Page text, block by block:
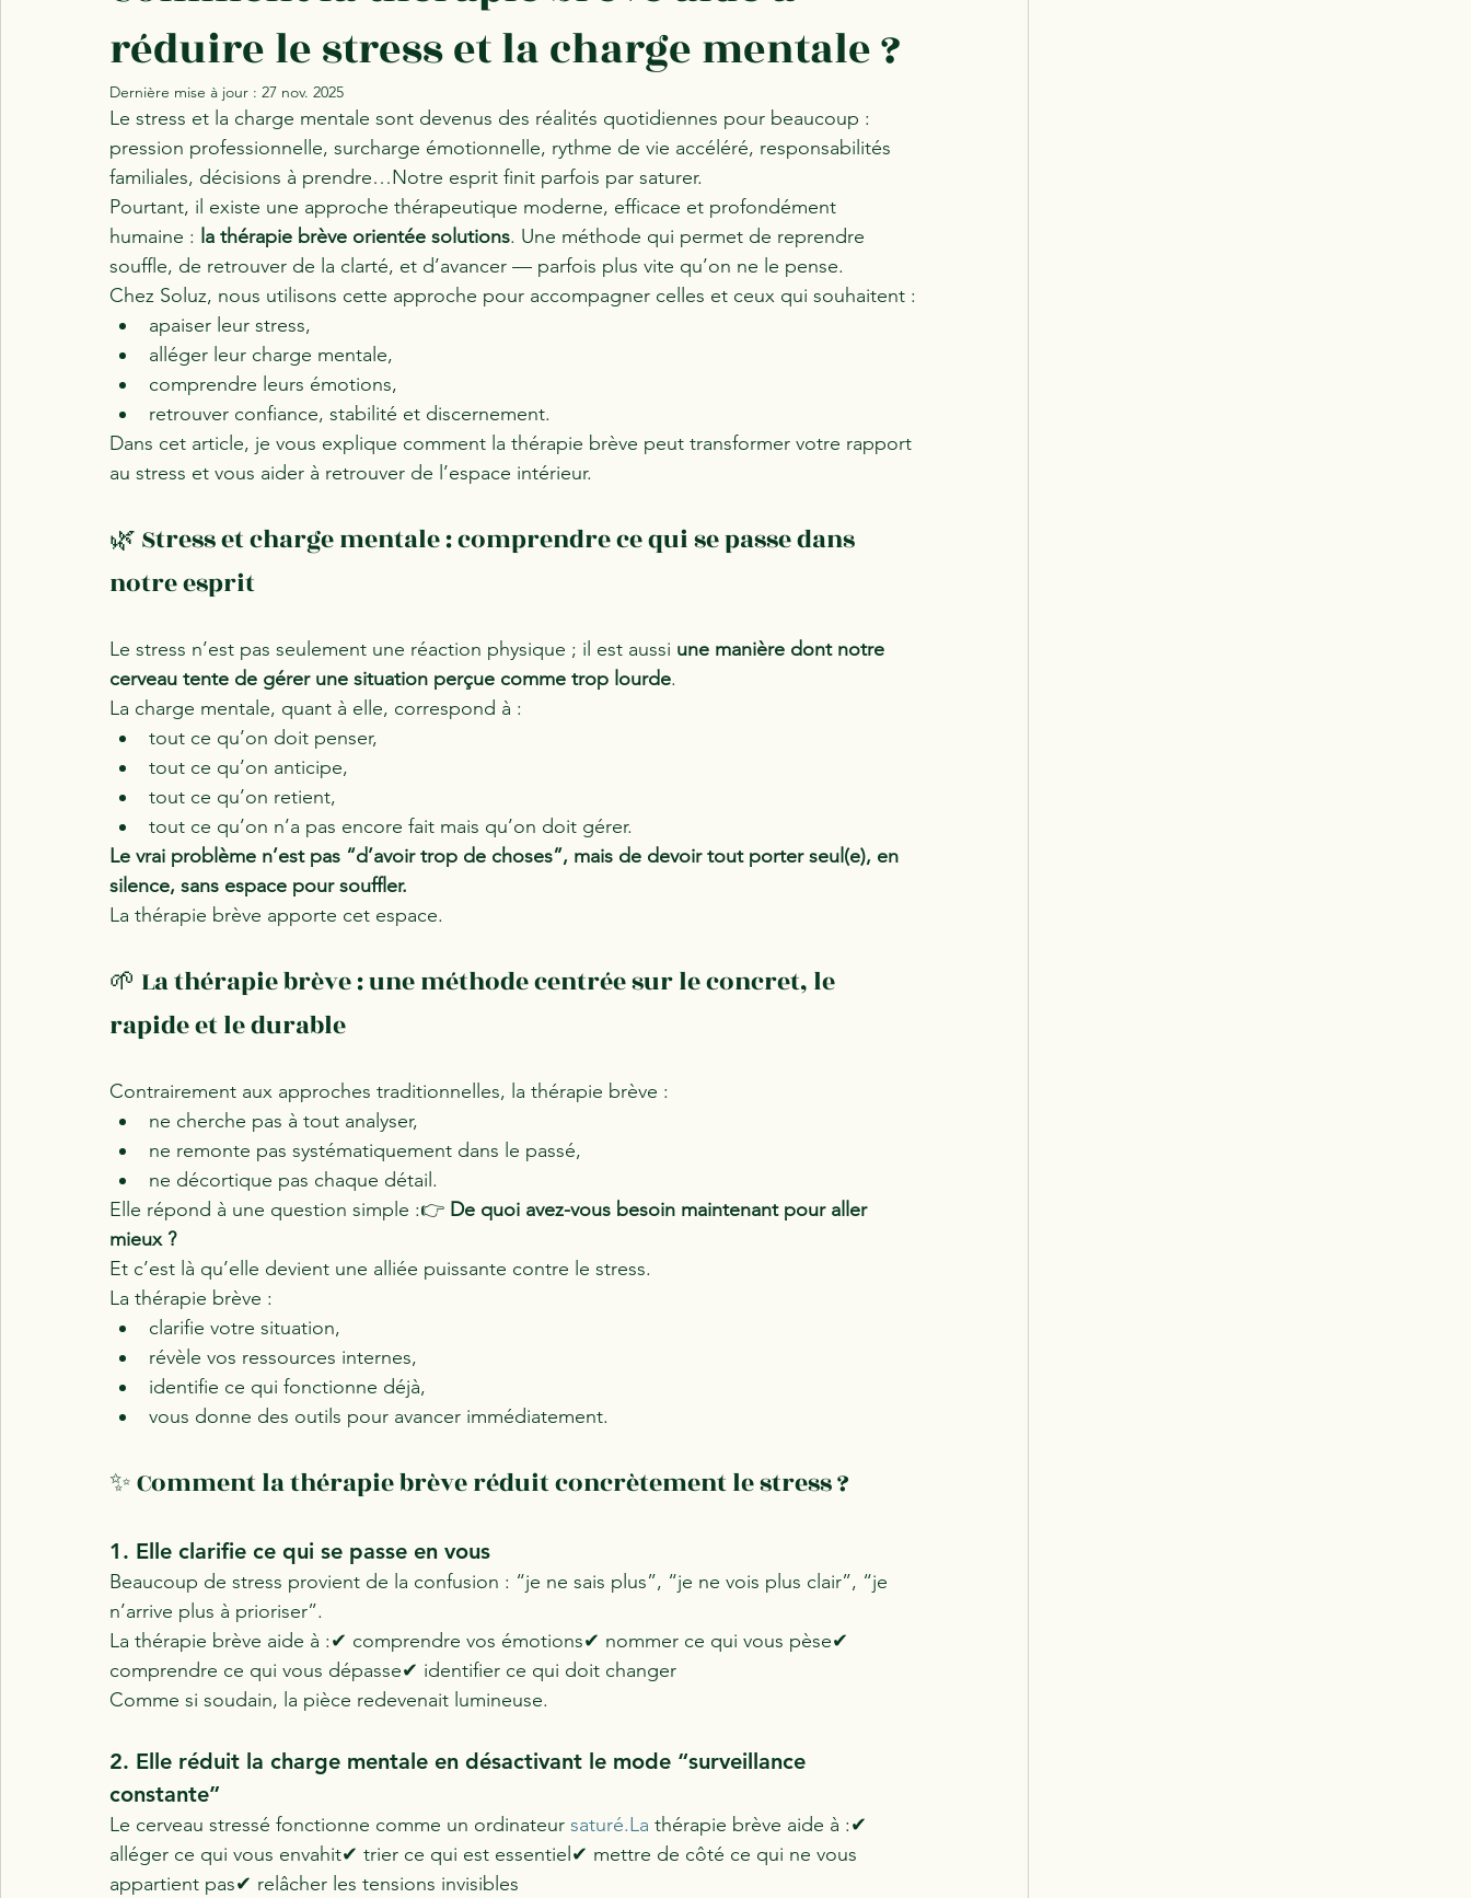
réduire le stress et la charge mentale ?
Dernière mise à jour : 27 nov. 2025
Le stress et la charge mentale sont devenus des réalités quotidiennes pour beaucoup :
pression professionnelle, surcharge émotionnelle, rythme de vie accéléré, responsabilités
familiales, décisions à prendre…Notre esprit finit parfois par saturer.
Pourtant, il existe une approche thérapeutique moderne, efficace et profondément
humaine : la thérapie brève orientée solutions. Une méthode qui permet de reprendre
souffle, de retrouver de la clarté, et d’avancer — parfois plus vite qu’on ne le pense.
Chez Soluz, nous utilisons cette approche pour accompagner celles et ceux qui souhaitent :
apaiser leur stress,
alléger leur charge mentale,
comprendre leurs émotions,
retrouver confiance, stabilité et discernement.
Dans cet article, je vous explique comment la thérapie brève peut transformer votre rapport
au stress et vous aider à retrouver de l’espace intérieur.
🌿 Stress et charge mentale : comprendre ce qui se passe dans
notre esprit
Le stress n’est pas seulement une réaction physique ; il est aussi une manière dont notre
cerveau tente de gérer une situation perçue comme trop lourde.
La charge mentale, quant à elle, correspond à :
tout ce qu’on doit penser,
tout ce qu’on anticipe,
tout ce qu’on retient,
tout ce qu’on n’a pas encore fait mais qu’on doit gérer.
Le vrai problème n’est pas “d’avoir trop de choses”, mais de devoir tout porter seul(e), en
silence, sans espace pour souffler.
La thérapie brève apporte cet espace.
🌱 La thérapie brève : une méthode centrée sur le concret, le
rapide et le durable
Contrairement aux approches traditionnelles, la thérapie brève :
ne cherche pas à tout analyser,
ne remonte pas systématiquement dans le passé,
ne décortique pas chaque détail.
Elle répond à une question simple :👉 De quoi avez-vous besoin maintenant pour aller
mieux ?
Et c’est là qu’elle devient une alliée puissante contre le stress.
La thérapie brève :
clarifie votre situation,
révèle vos ressources internes,
identifie ce qui fonctionne déjà,
vous donne des outils pour avancer immédiatement.
✨ Comment la thérapie brève réduit concrètement le stress ?
1. Elle clarifie ce qui se passe en vous
Beaucoup de stress provient de la confusion : “je ne sais plus”, “je ne vois plus clair”, “je
n’arrive plus à prioriser”.
La thérapie brève aide à :✔ comprendre vos émotions✔ nommer ce qui vous pèse✔
comprendre ce qui vous dépasse✔ identifier ce qui doit changer
Comme si soudain, la pièce redevenait lumineuse.
2. Elle réduit la charge mentale en désactivant le mode “surveillance
constante”
Le cerveau stressé fonctionne comme un ordinateur saturé.La thérapie brève aide à :✔
alléger ce qui vous envahit✔ trier ce qui est essentiel✔ mettre de côté ce qui ne vous
appartient pas✔ relâcher les tensions invisibles